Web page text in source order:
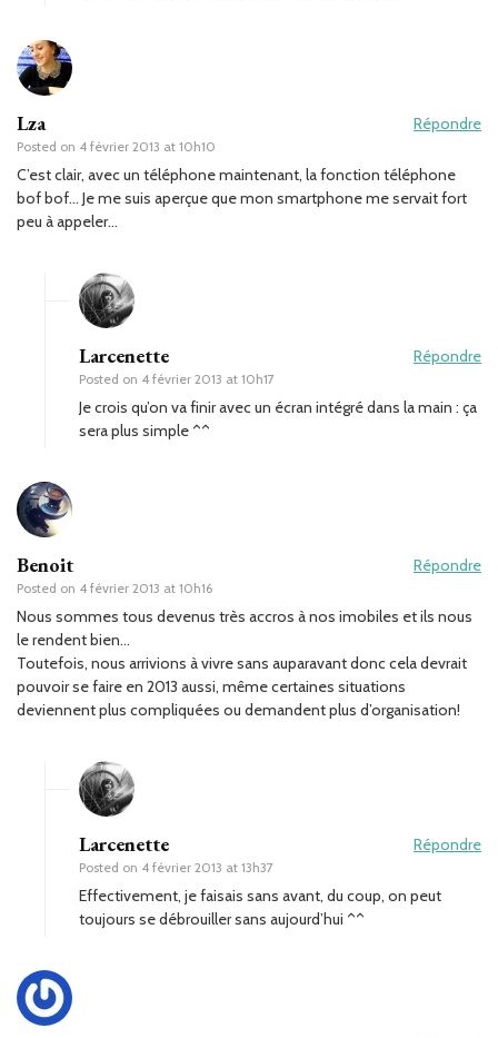
Lza
Posted on 4 février 2013 at 10h10
Répondre
C’est clair, avec un téléphone maintenant, la fonction téléphone
bof bof… Je me suis aperçue que mon smartphone me servait fort
peu à appeler…
Larcenette
Posted on 4 février 2013 at 10h17
Répondre
Je crois qu’on va finir avec un écran intégré dans la main : ça
sera plus simple ^^
Benoit
Posted on 4 février 2013 at 10h16
Répondre
Nous sommes tous devenus très accros à nos imobiles et ils nous
le rendent bien…
Toutefois, nous arrivions à vivre sans auparavant donc cela devrait
pouvoir se faire en 2013 aussi, même certaines situations
deviennent plus compliquées ou demandent plus d’organisation!
Larcenette
Posted on 4 février 2013 at 13h37
Répondre
Effectivement, je faisais sans avant, du coup, on peut
toujours se débrouiller sans aujourd’hui ^^